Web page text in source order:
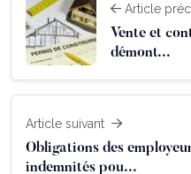
Article
Vente et
démont...
Article suivant
Obligations des
indemnités pou...